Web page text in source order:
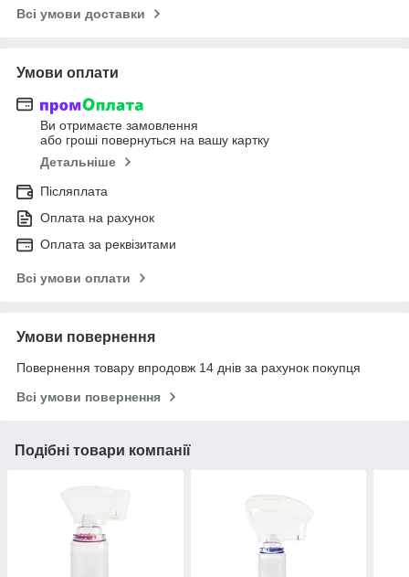
Всі умови доставки
Умови оплати
Ви отримаєте замовлення
або гроші повернуться на вашу картку
Детальніше
Післяплата
Оплата на рахунок
Оплата за реквізитами
Всі умови оплати
Умови повернення
Повернення товару впродовж 14 днів за рахунок покупця
Всі умови повернення
Подібні товари компанії